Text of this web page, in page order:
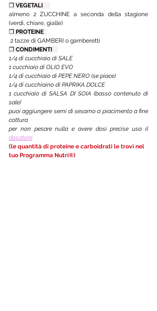
❒ VEGETALI
almeno 2 ZUCCHINE a seconda della stagione
(verdi, chiare, gialle)
❒ PROTEINE
2 tazze di GAMBERI o gamberetti
❒ CONDIMENTI
1/4 di cucchiaio di SALE
1 cucchiaio di OLIO EVO
1/4 di cucchiaio di PEPE NERO (se piace)
1/4 di cucchiaino di PAPRIKA DOLCE
1 cucchiaio di SALSA DI SOIA (basso contenuto di
sale)
puoi aggiungere semi di sesamo a piacimento a fine
cottura
dosatore
(le quantità di proteine e carboidrati le trovi nel
tuo Programma Nutri®)